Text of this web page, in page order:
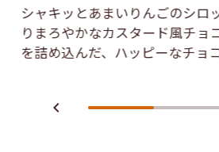
シャキッとあまいりんごのシロ
りまろやかなカスタード風チョ
を詰め込んだ、ハッピーなチョ
navigate_before